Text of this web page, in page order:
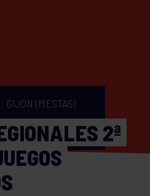
GIJÓN (MESTAS)
2ª